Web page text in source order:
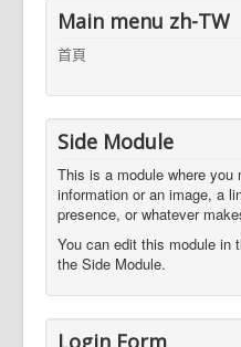
Main menu zh-TW
首頁
Side Module
This is a module where you
information or an image, a
presence, or whatever
You can edit this module in
the Side Module.
Login Form